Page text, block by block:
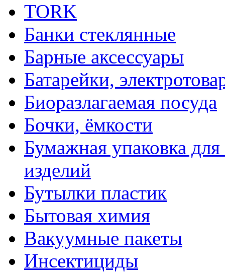
TORK
Банки стеклянные
Барные аксессуары
Батарейки,
Биоразлагаемая посуда
Бочки, ёмкости
Бумажная упаковка
изделий
Бутылки пластик
Бытовая химия
Вакуумные пакеты
Инсектициды